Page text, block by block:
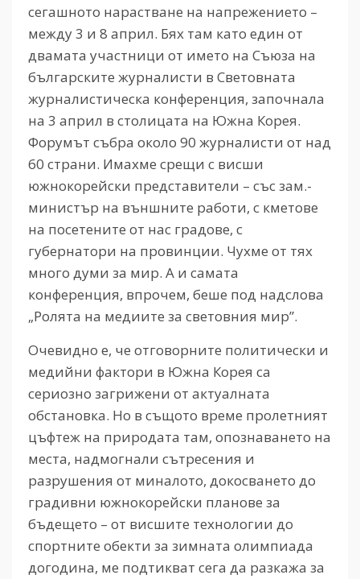
сегашното нарастване на напрежението –
между 3 и 8 април. Бях там като един от
двамата участници от името на Съюза на
българските журналисти в Световната
журналистическа конференция, започнала
на 3 април в столицата на Южна Корея.
Форумът събра около 90 журналисти от над
60 страни. Имахме срещи с висши
южнокорейски представители – със зам.-
министър на външните работи, с кметове
на посетените от нас градове, с
губернатори на провинции. Чухме от тях
много думи за мир. А и самата
конференция, впрочем, беше под надслова
„Ролята на медиите за световния мир”.
Очевидно е, че отговорните политически и
медийни фактори в Южна Корея са
сериозно загрижени от актуалната
обстановка. Но в същото време пролетният
цъфтеж на природата там, опознаването на
места, надмогнали сътресения и
разрушения от миналото, докосването до
градивни южнокорейски планове за
бъдещето – от висшите технологии до
спортните обекти за зимната олимпиада
догодина, ме подтикват сега да разкажа за